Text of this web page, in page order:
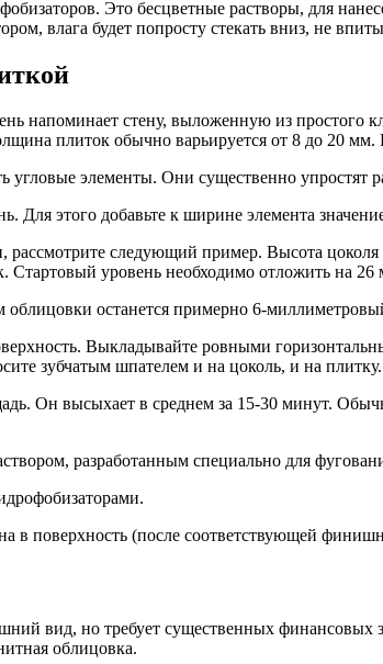
. Это бесцветные растворы, для
, влага будет попросту стекать вниз, не
напоминает стену, выложенную из простого
плиток обычно варьируется от 8 до 20
угловые элементы. Они существенно упростят
Для этого добавьте к ширине элемента
рассмотрите следующий пример. Высота
Стартовый уровень необходимо отложить на
облицовки останется примерно 6-
Выкладывайте ровными
зубчатым шпателем и на цоколь, и на плитку.
Он высыхает в среднем за 15-30 минут.
разработанным специально для
и.
в поверхность (после соответствующей
вид, но требует существенных финансовых
облицовка.